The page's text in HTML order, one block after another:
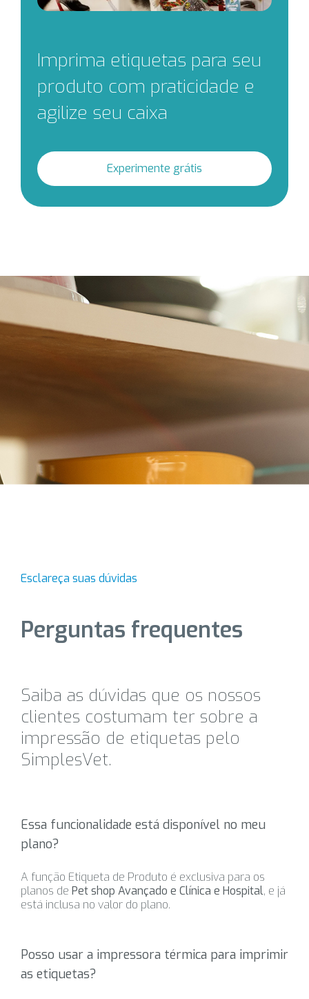
Imprima etiquetas para seu
produto com praticidade e
agilize seu caixa
Experimente grátis
Esclareça suas dúvidas
Perguntas frequentes
Saiba as dúvidas que os nossos
clientes costumam ter sobre a
impressão de etiquetas pelo
SimplesVet.
Essa funcionalidade está disponível no meu
plano?
A função Etiqueta de Produto é exclusiva para os
planos de Pet shop Avançado e Clínica e Hospital, e já
está inclusa no valor do plano.
Posso usar a impressora térmica para imprimir
as etiquetas?